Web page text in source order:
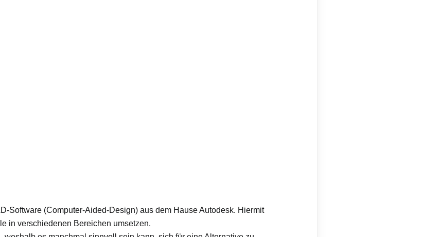
Software (Computer-Aided-Design) aus dem Hause Autodesk. Hiermit
in verschiedenen Bereichen umsetzen.